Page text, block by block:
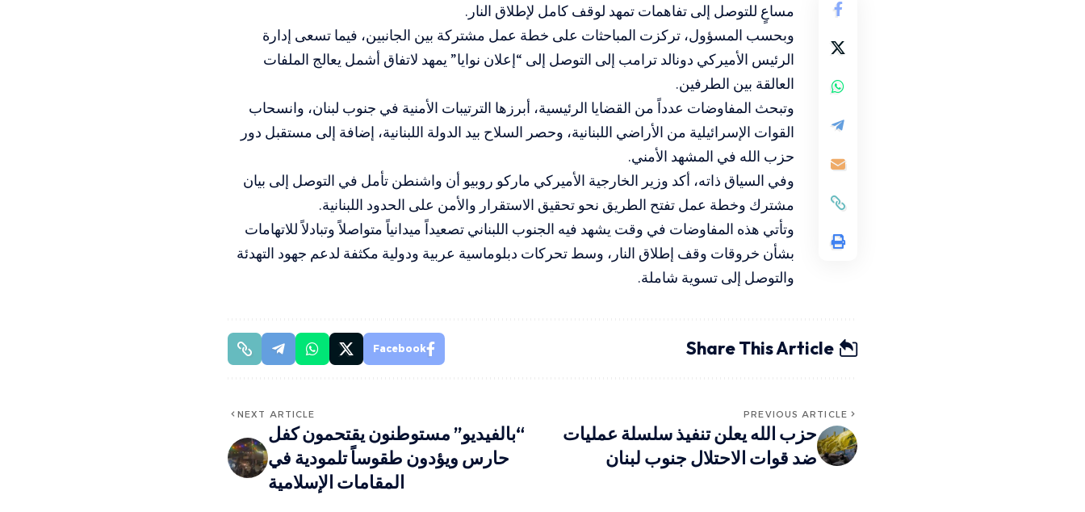
مساعٍ للتوصل إلى تفاهمات تمهد لوقف كامل لإطلاق النار.
وبحسب المسؤول، تركزت المباحثات على خطة عمل مشتركة بين الجانبين، فيما تسعى إدارة
الرئيس الأميركي دونالد ترامب إلى التوصل إلى “إعلان نوايا” يمهد لاتفاق أشمل يعالج الملفات
العالقة بين الطرفين.
وتبحث المفاوضات عدداً من القضايا الرئيسية، أبرزها الترتيبات الأمنية في جنوب لبنان، وانسحاب
القوات الإسرائيلية من الأراضي اللبنانية، وحصر السلاح بيد الدولة اللبنانية، إضافة إلى مستقبل دور
حزب الله في المشهد الأمني.
وفي السياق ذاته، أكد وزير الخارجية الأميركي ماركو روبيو أن واشنطن تأمل في التوصل إلى بيان
مشترك وخطة عمل تفتح الطريق نحو تحقيق الاستقرار والأمن على الحدود اللبنانية.
وتأتي هذه المفاوضات في وقت يشهد فيه الجنوب اللبناني تصعيداً ميدانياً متواصلاً وتبادلاً للاتهامات
بشأن خروقات وقف إطلاق النار، وسط تحركات دبلوماسية عربية ودولية مكثفة لدعم جهود التهدئة
والتوصل إلى تسوية شاملة.
Share This Article
Facebook
PREVIOUS ARTICLE
حزب الله يعلن تنفيذ سلسلة عمليات
ضد قوات الاحتلال جنوب لبنان
NEXT ARTICLE
“بالفيديو” مستوطنون يقتحمون كفل
حارس ويؤدون طقوساً تلمودية في
المقامات الإسلامية